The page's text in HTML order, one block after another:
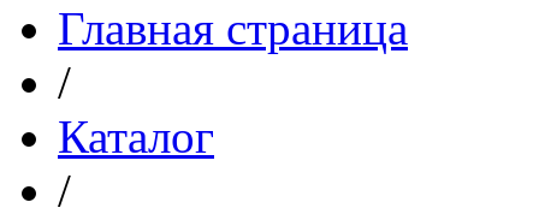
Главная страница
/
Каталог
/